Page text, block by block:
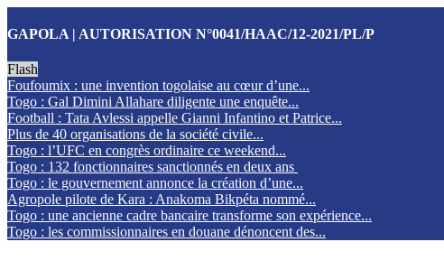
GAPOLA | AUTORISATION N°0041/HAAC/12-2021/PL/P
Flash
Foufoumix : une invention togolaise au cœur d’une...
Togo : Gal Dimini Allahare diligente une enquête...
Football : Tata Avlessi appelle Gianni Infantino et Patrice...
Plus de 40 organisations de la société civile...
Togo : l’UFC en congrès ordinaire ce weekend...
Togo : 132 fonctionnaires sanctionnés en deux ans
Togo : le gouvernement annonce la création d’une...
Agropole pilote de Kara : Anakoma Bikpéta nommé...
Togo : une ancienne cadre bancaire transforme son expérience...
Togo : les commissionnaires en douane dénoncent des...